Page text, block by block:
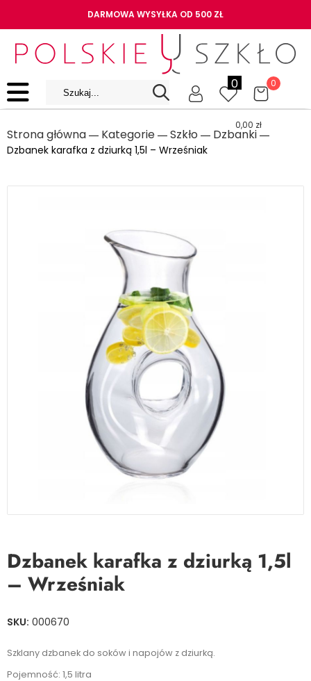
DARMOWA WYSYŁKA OD 500 ZŁ
0 0
0,00 zł
Strona główna ― Kategorie ― Szkło ― Dzbanki ―
Dzbanek karafka z dziurką 1,5l – Wrześniak
Dzbanek karafka z dziurką 1,5l
– Wrześniak
SKU: 000670
Szklany dzbanek do soków i napojów z dziurką.
Pojemność: 1,5 litra